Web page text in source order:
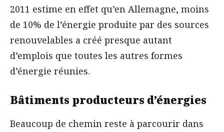
2011 estime en effet qu’en Allemagne, moins
de 10% de l’énergie produite par des sources
renouvelables a créé presque autant
d’emplois que toutes les autres formes
d’énergie réunies.
Bâtiments producteurs d’énergies
Beaucoup de chemin reste à parcourir dans